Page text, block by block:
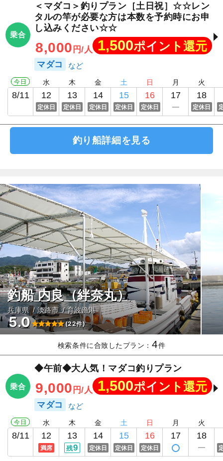
乗合
＜マダコ＞釣りプラン［土日祝］☆☆レン
タルの竿が必要な方は本数を予約時にお申
し込みください☆☆
8,000 円/人 1,500ポイント還元
マダコ
今日
8/11
水
12
定休日
木
13
定休日
金
14
定休日
土
15
定休日
日
16
定休日
月
17
火
18
定休日
釣り船詳細を見る
釣船 内良（絆奈丸）
兵庫県 淡路市 育波漁港
5.0 (22件)
検索条件に合致したプラン：4件
乗合
◆午前◆大人気！マダコ釣りプラン
9,000 円/人 1,500ポイント還元
マダコ
今日
8/11
水
12
満席
木
13
残9
金
14
定休日
土
15
定休日
日
16
定休日
月
17
火
18